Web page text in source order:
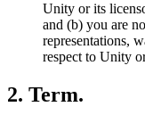
Unity or its
and (b) you are
representations,
respect to Unity
2. Term.